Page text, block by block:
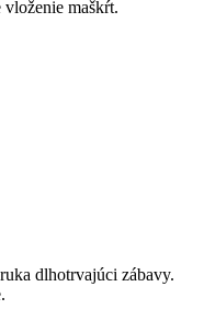
maškŕt.
dlhotrvajúci zábavy.